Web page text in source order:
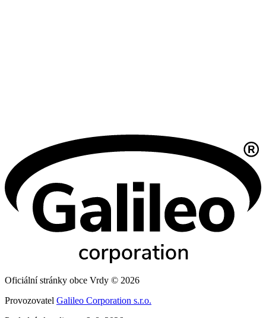
Oficiální stránky obce Vrdy © 2026
Provozovatel Galileo Corporation s.r.o.